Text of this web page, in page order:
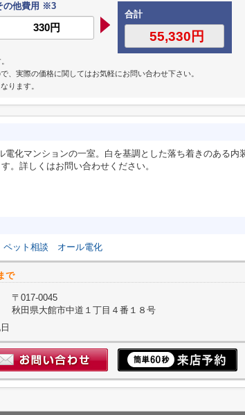
の他費用 ※3
合計
、実際の価格に関してはお気軽にお問い合わせ下さい。
ります。
電化マンションの一室。白を基調とした落ち着きのある内
。詳しくはお問い合わせください。
ペット相談 オール電化
で
〒017-0045
秋田県大館市中道１丁目４番１８号